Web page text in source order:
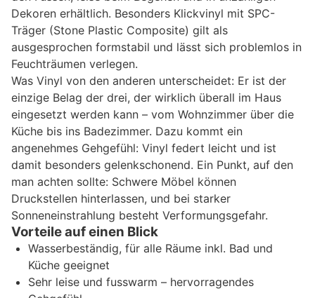
Dekoren erhältlich. Besonders Klickvinyl mit SPC-
Träger (Stone Plastic Composite) gilt als
ausgesprochen formstabil und lässt sich problemlos in
Feuchträumen verlegen.
Was Vinyl von den anderen unterscheidet: Er ist der
einzige Belag der drei, der wirklich überall im Haus
eingesetzt werden kann – vom Wohnzimmer über die
Küche bis ins Badezimmer. Dazu kommt ein
angenehmes Gehgefühl: Vinyl federt leicht und ist
damit besonders gelenkschonend. Ein Punkt, auf den
man achten sollte: Schwere Möbel können
Druckstellen hinterlassen, und bei starker
Sonneneinstrahlung besteht Verformungsgefahr.
Vorteile auf einen Blick
Wasserbeständig, für alle Räume inkl. Bad und
Küche geeignet
Sehr leise und fusswarm – hervorragendes